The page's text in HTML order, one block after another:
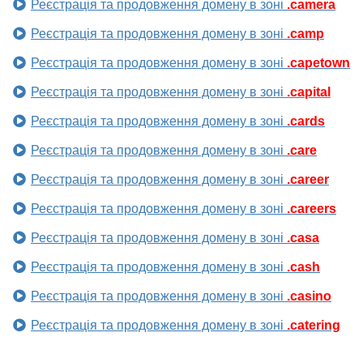
Реєстрація та продовження домену в зоні .camera
Реєстрація та продовження домену в зоні .camp
Реєстрація та продовження домену в зоні .capetown
Реєстрація та продовження домену в зоні .capital
Реєстрація та продовження домену в зоні .cards
Реєстрація та продовження домену в зоні .care
Реєстрація та продовження домену в зоні .career
Реєстрація та продовження домену в зоні .careers
Реєстрація та продовження домену в зоні .casa
Реєстрація та продовження домену в зоні .cash
Реєстрація та продовження домену в зоні .casino
Реєстрація та продовження домену в зоні .catering